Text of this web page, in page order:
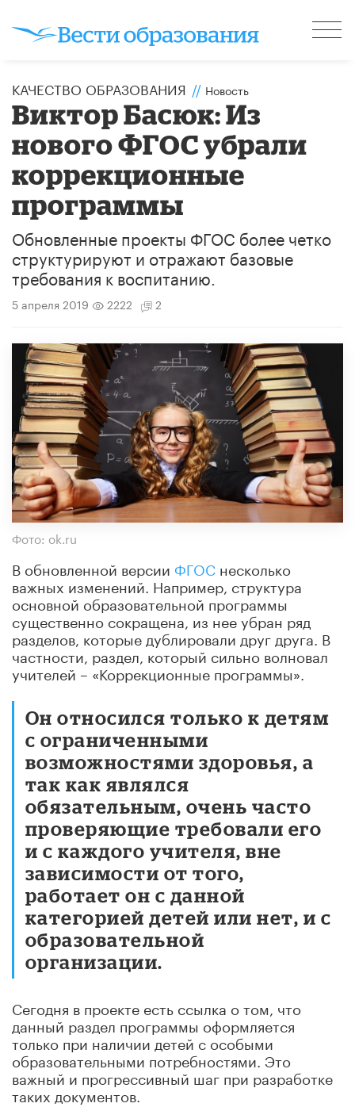
КАЧЕСТВО ОБРАЗОВАНИЯ // Новость
Виктор Басюк: Из
нового ФГОС убрали
коррекционные
программы
Обновленные проекты ФГОС более четко
структурируют и отражают базовые
требования к воспитанию.
5 апреля 2019 2222 2
Фото: ok.ru
В обновленной версии ФГОС несколько
важных изменений. Например, структура
основной образовательной программы
существенно сокращена, из нее убран ряд
разделов, которые дублировали друг друга. В
частности, раздел, который сильно волновал
учителей – «Коррекционные программы».
Он относился только к детям
с ограниченными
возможностями здоровья, а
так как являлся
обязательным, очень часто
проверяющие требовали его
и с каждого учителя, вне
зависимости от того,
работает он с данной
категорией детей или нет, и с
образовательной
организации.
Сегодня в проекте есть ссылка о том, что
данный раздел программы оформляется
только при наличии детей с особыми
образовательными потребностями. Это
важный и прогрессивный шаг при разработке
таких документов.